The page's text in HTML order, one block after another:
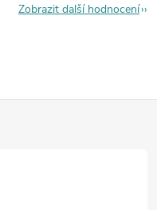
Zobrazit další hodnocení